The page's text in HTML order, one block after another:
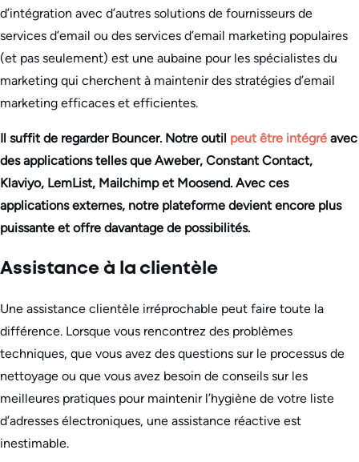
d’intégration avec d’autres solutions de fournisseurs de
services d’email ou des services d’email marketing populaires
(et pas seulement) est une aubaine pour les spécialistes du
marketing qui cherchent à maintenir des stratégies d’email
marketing efficaces et efficientes.
Il suffit de regarder Bouncer. Notre outil peut être intégré avec
des applications telles que Aweber, Constant Contact,
Klaviyo, LemList, Mailchimp et Moosend. Avec ces
applications externes, notre plateforme devient encore plus
puissante et offre davantage de possibilités.
Assistance à la clientèle
Une assistance clientèle irréprochable peut faire toute la
différence. Lorsque vous rencontrez des problèmes
techniques, que vous avez des questions sur le processus de
nettoyage ou que vous avez besoin de conseils sur les
meilleures pratiques pour maintenir l’hygiène de votre liste
d’adresses électroniques, une assistance réactive est
inestimable.